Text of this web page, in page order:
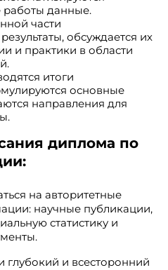
работы данные.
части
обсуждается их
и практики в области
итоги
основные
направления для
диплома по
на авторитетные
научные публикации,
статистику и
глубокий и всесторонний